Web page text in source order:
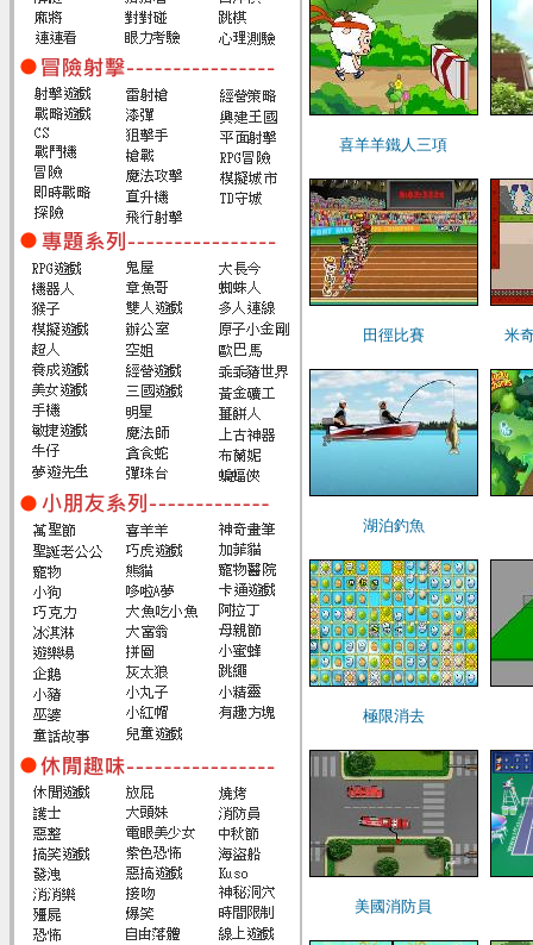
喜羊羊鐵人三項
田徑比賽 米
湖泊釣魚
極限消去
美國消防員